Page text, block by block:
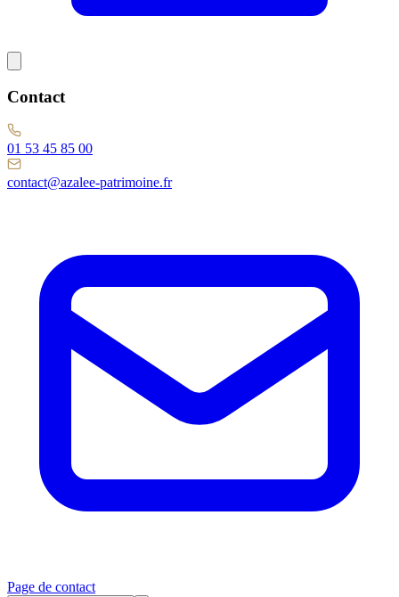
Contact
01 53 45 85 00
contact@azalee-patrimoine.fr
Page de contact